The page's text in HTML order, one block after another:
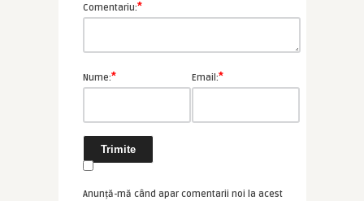
Comentariu:*
Nume:* Email:*
Anunță-mă când apar comentarii noi la acest